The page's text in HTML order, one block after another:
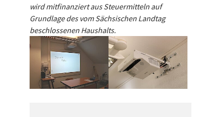
wird mitfinanziert aus Steuermitteln auf
Grundlage des vom Sächsischen Landtag
beschlossenen Haushalts.